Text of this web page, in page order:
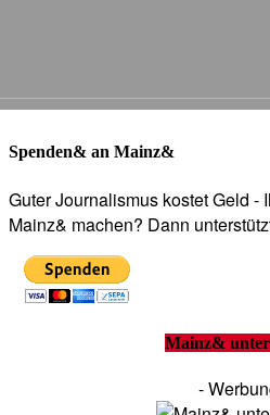
Spenden& an Mainz&
Guter Journalismus kostet Geld -
Mainz& machen? Dann
Mainz&
-